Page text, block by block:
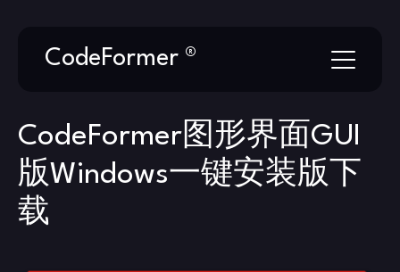
CodeFormer ®
CodeFormer图形界面GUI
版Windows一键安装版下
载